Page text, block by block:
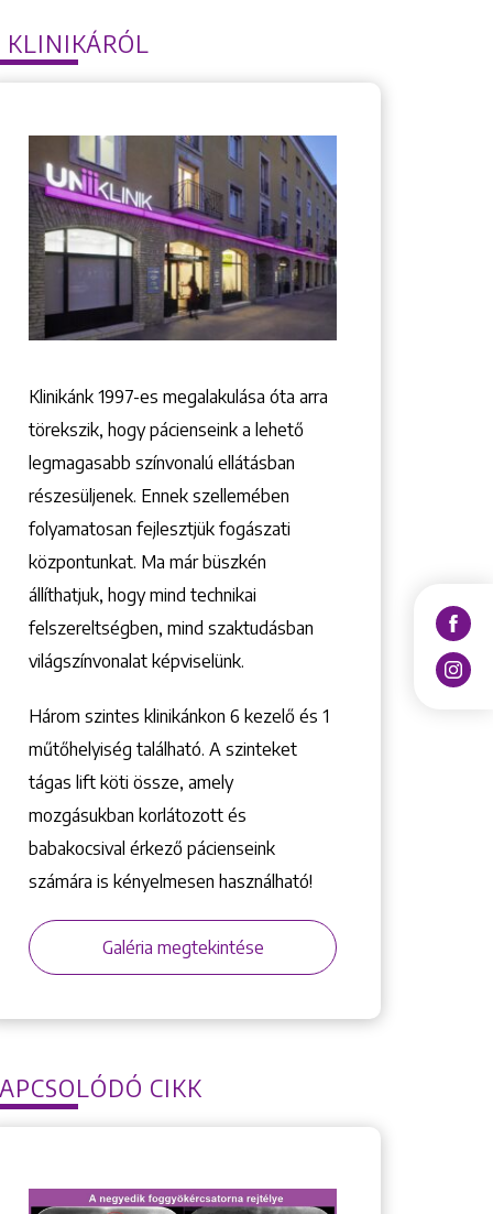
KLINIKÁRÓL
Klinikánk 1997-­es megalakulása óta arra
törekszik, hogy pácienseink a lehető
legmagasabb színvonalú ellátásban
részesüljenek. Ennek szellemében
folyamatosan fejlesztjük fogászati
központunkat. Ma már büszkén
állíthatjuk, hogy mind technikai
felszereltségben, mind szaktudásban
világszínvonalat képviselünk.
Három szintes klinikánkon 6 kezelő ­és 1
műtőhelyiség található. A szinteket
tágas lift köti össze, amely
mozgásukban korlátozott és
babakocsival érkező pácienseink
számára is kényelmesen használható!
Galéria megtekintése
CIKK